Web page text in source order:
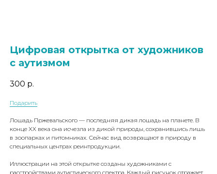
Цифровая открытка от художников
с аутизмом
300 р.
Подарить
Лошадь Пржевальского — последняя дикая лошадь на планете. В
конце XX века она исчезла из дикой природы, сохранившись лишь
в зоопарках и питомниках. Сейчас вид возвращают в природу в
специальных центрах реинтродукции.
Иллюстрации на этой открытке созданы художниками с
расстройствами аутистического спектра. Каждый рисунок отражает